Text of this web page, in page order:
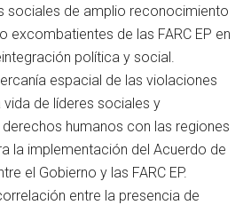
sociales de amplio reconocimiento
excombatientes de las FARC EP en
política y social.
espacial de las violaciones
vida de líderes sociales y
humanos con las regiones
la implementación del Acuerdo de
el Gobierno y las FARC EP.
entre la presencia de